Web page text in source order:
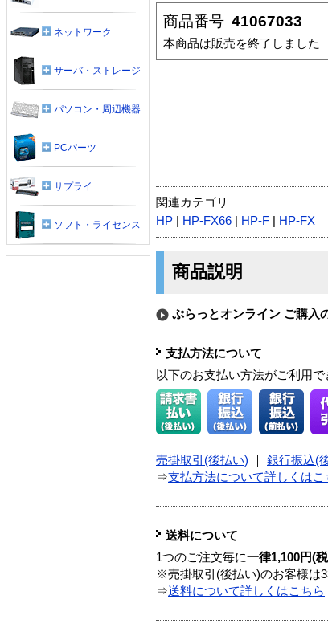
商品番号 41067033
本商品は販売を終了しました
関連カテゴリ
HP
HP-FX66 HP-F HP-FX
商品説明
ぷらっとオンライン ご購入
支払方法について
以下のお支払い方法がご利用で
売掛取引(後払い) 銀行振込(
⇒支払方法について詳しくはこ
送料について
1つのご注文毎に一律1,100円(
※売掛取引(後払い)のお客様は
⇒送料について詳しくはこちら
ネットワーク
サーバ・ストレージ
パソコン・周辺機器
PCパーツ
サプライ
ソフト・ライセンス